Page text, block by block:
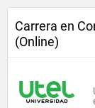
Carrera en
(Online)